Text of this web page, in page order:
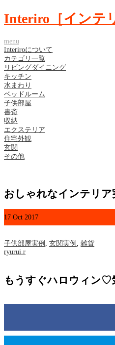
Interiro［インテ
menu
Interiroについて
カテゴリ一覧
リビングダイニング
キッチン
水まわり
ベッドルーム
子供部屋
書斎
収納
エクステリア
住宅外観
玄関
その他
おしゃれなインテリア
17 Oct 2017
子供部屋実例 , 玄関実例 , 雑貨
ryurui.r
もうすぐハロウィン